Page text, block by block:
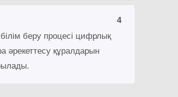
беру процесі цифрлық
әрекеттесу құралдарын
4